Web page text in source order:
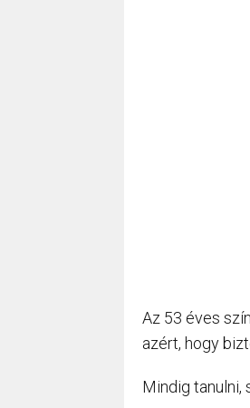
Az 53 éves
azért, hogy
Mindig tanulni,